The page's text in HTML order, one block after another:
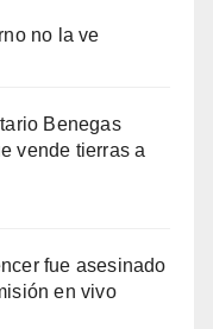
no la ve
Benegas
vende tierras a
fue asesinado
en vivo